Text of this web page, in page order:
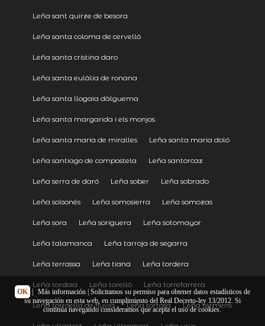
Leña sant quirze de besora
Leña santa coloma de cervelló
Leña santa cristina daro
Leña santa eulàlia de ronana
Leña santa llogaia dàlguema
Leña santa margarida i els monjos
Leña santa maria de miralles Leña santa maria doló
Leña santiago de compostela Leña santorcaz
Leña serra de daró Leña sober Leña sobrado
Leña solsonés Leña somosierra Leña somozas
Leña sora Leña soriguera Leña sotomayor
Leña talamanca Leña tarroja de segarra
Leña terrassa Leña tiana Leña tordera
Leña tordoia Leña torelló Leña torrefarrera
Leña torroella de fluvià Leña tortosa Leña térmens
OK Más información| Solicitamos su permiso para obtener datos estadísticos de
su navegación en esta web, en cumplimiento del Real Decreto-ley 13/2012. Si
continúa navegando consideramos que acepta el uso de cookies.